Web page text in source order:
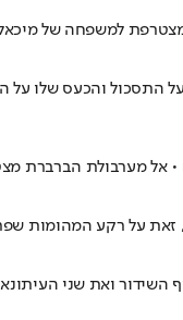
למשפחה של
קובן" בכאן 11 • בין היתר,
אל מערבולת הברברת
זאת על רקע המהומות
ואת שני